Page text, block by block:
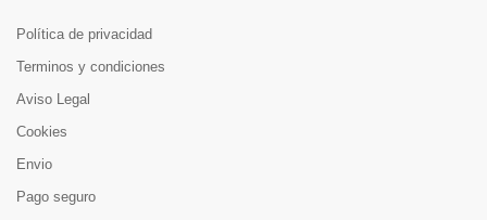
Política de privacidad
Terminos y condiciones
Aviso Legal
Cookies
Envio
Pago seguro